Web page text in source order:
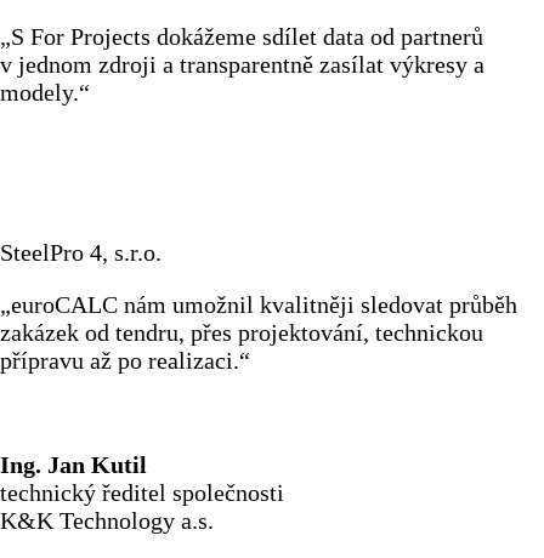
„S For Projects dokážeme sdílet data od partnerů
v jednom zdroji a transparentně zasílat výkresy a
modely.“
SteelPro 4, s.r.o.
„euroCALC nám umožnil kvalitněji sledovat průběh
zakázek od tendru, přes projektování, technickou
přípravu až po realizaci.“
Ing. Jan Kutil
technický ředitel společnosti
K&K Technology a.s.